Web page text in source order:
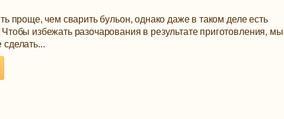
проще, чем сварить бульон, однако даже в таком деле есть
избежать разочарования в результате приготовления, мы